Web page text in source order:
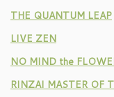
THE QUANTUM LEAP
LIVE ZEN
NO MIND the
RINZAI MASTER OF